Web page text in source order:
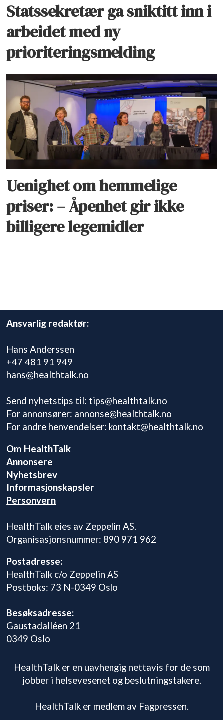
Statssekretær ga sniktitt inn i
arbeidet med ny
prioriteringsmelding
Uenighet om hemmelige
priser: – Åpenhet gir ikke
billigere legemidler
Ansvarlig redaktør:
Hans Anderssen
+47 481 91 949
hans@healthtalk.no
Send nyhetstips til: tips@healthtalk.no
For annonsører: annonse@healthtalk.no
For andre henvendelser: kontakt@healthtalk.no
Om HealthTalk
Annonsere
Nyhetsbrev
Informasjonskapsler
Personvern
HealthTalk eies av Zeppelin AS.
Organisasjonsnummer: 890 971 962
Postadresse:
HealthTalk c/o Zeppelin AS
Postboks: 73 N-0349 Oslo
Besøksadresse:
Gaustadalléen 21
0349 Oslo
HealthTalk er en uavhengig nettavis for de som
jobber i helsevesenet og beslutningstakere.
HealthTalk er medlem av Fagpressen.